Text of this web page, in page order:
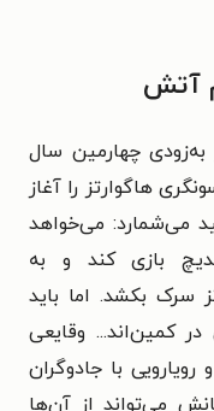
آتش
چهارمین سال
هاگوارتز را آغاز
می‌شمارد: می‌خواهد
بازی کند و به
سرک بکشد. اما باید
کمین‌اند... وقایعی
با جادوگران
می‌تواند از آن‌ها